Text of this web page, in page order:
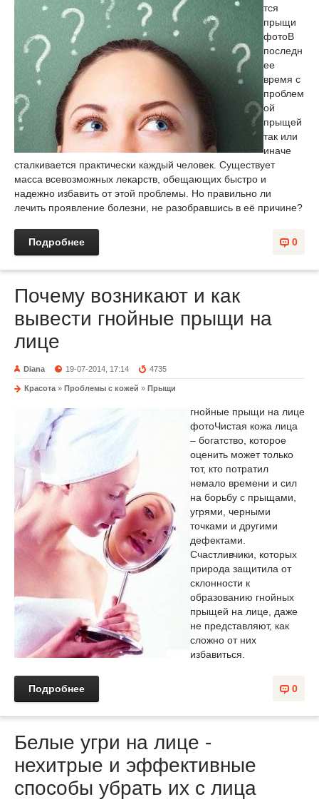
тся
прыщи
фотоВ
последн
ее
время с
проблем
ой
прыщей
так или
иначе
сталкивается практически каждый человек. Существует
масса всевозможных лекарств, обещающих быстро и
надежно избавить от этой проблемы. Но правильно ли
лечить проявление болезни, не разобравшись в её причине?
0
Подробнее
Почему возникают и как
вывести гнойные прыщи на
лице
Diana 19-07-2014, 17:14 4735
Красота » Проблемы с кожей » Прыщи
гнойные прыщи на лице
фотоЧистая кожа лица
– богатство, которое
оценить может только
тот, кто потратил
немало времени и сил
на борьбу с прыщами,
угрями, черными
точками и другими
дефектами.
Счастливчики, которых
природа защитила от
склонности к
образованию гнойных
прыщей на лице, даже
не представляют, как
сложно от них
избавиться.
0
Подробнее
Белые угри на лице -
нехитрые и эффективные
способы убрать их с лица